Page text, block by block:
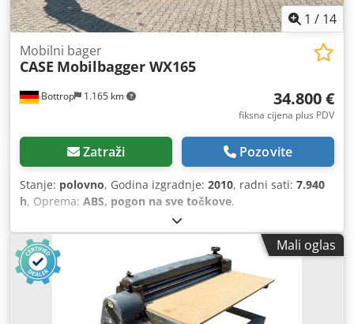
1 / 14
Bottrop 1.165 km
Mobilni bager
CASE Mobilbagger WX165
34.800 €
fiksna cijena plus PDV
Zatraži Pozovite
Stanje: polovno, Godina izgradnje: 2010, radni sati: 7.940
h, Oprema: ABS, pogon na sve točkove,
Mali oglas